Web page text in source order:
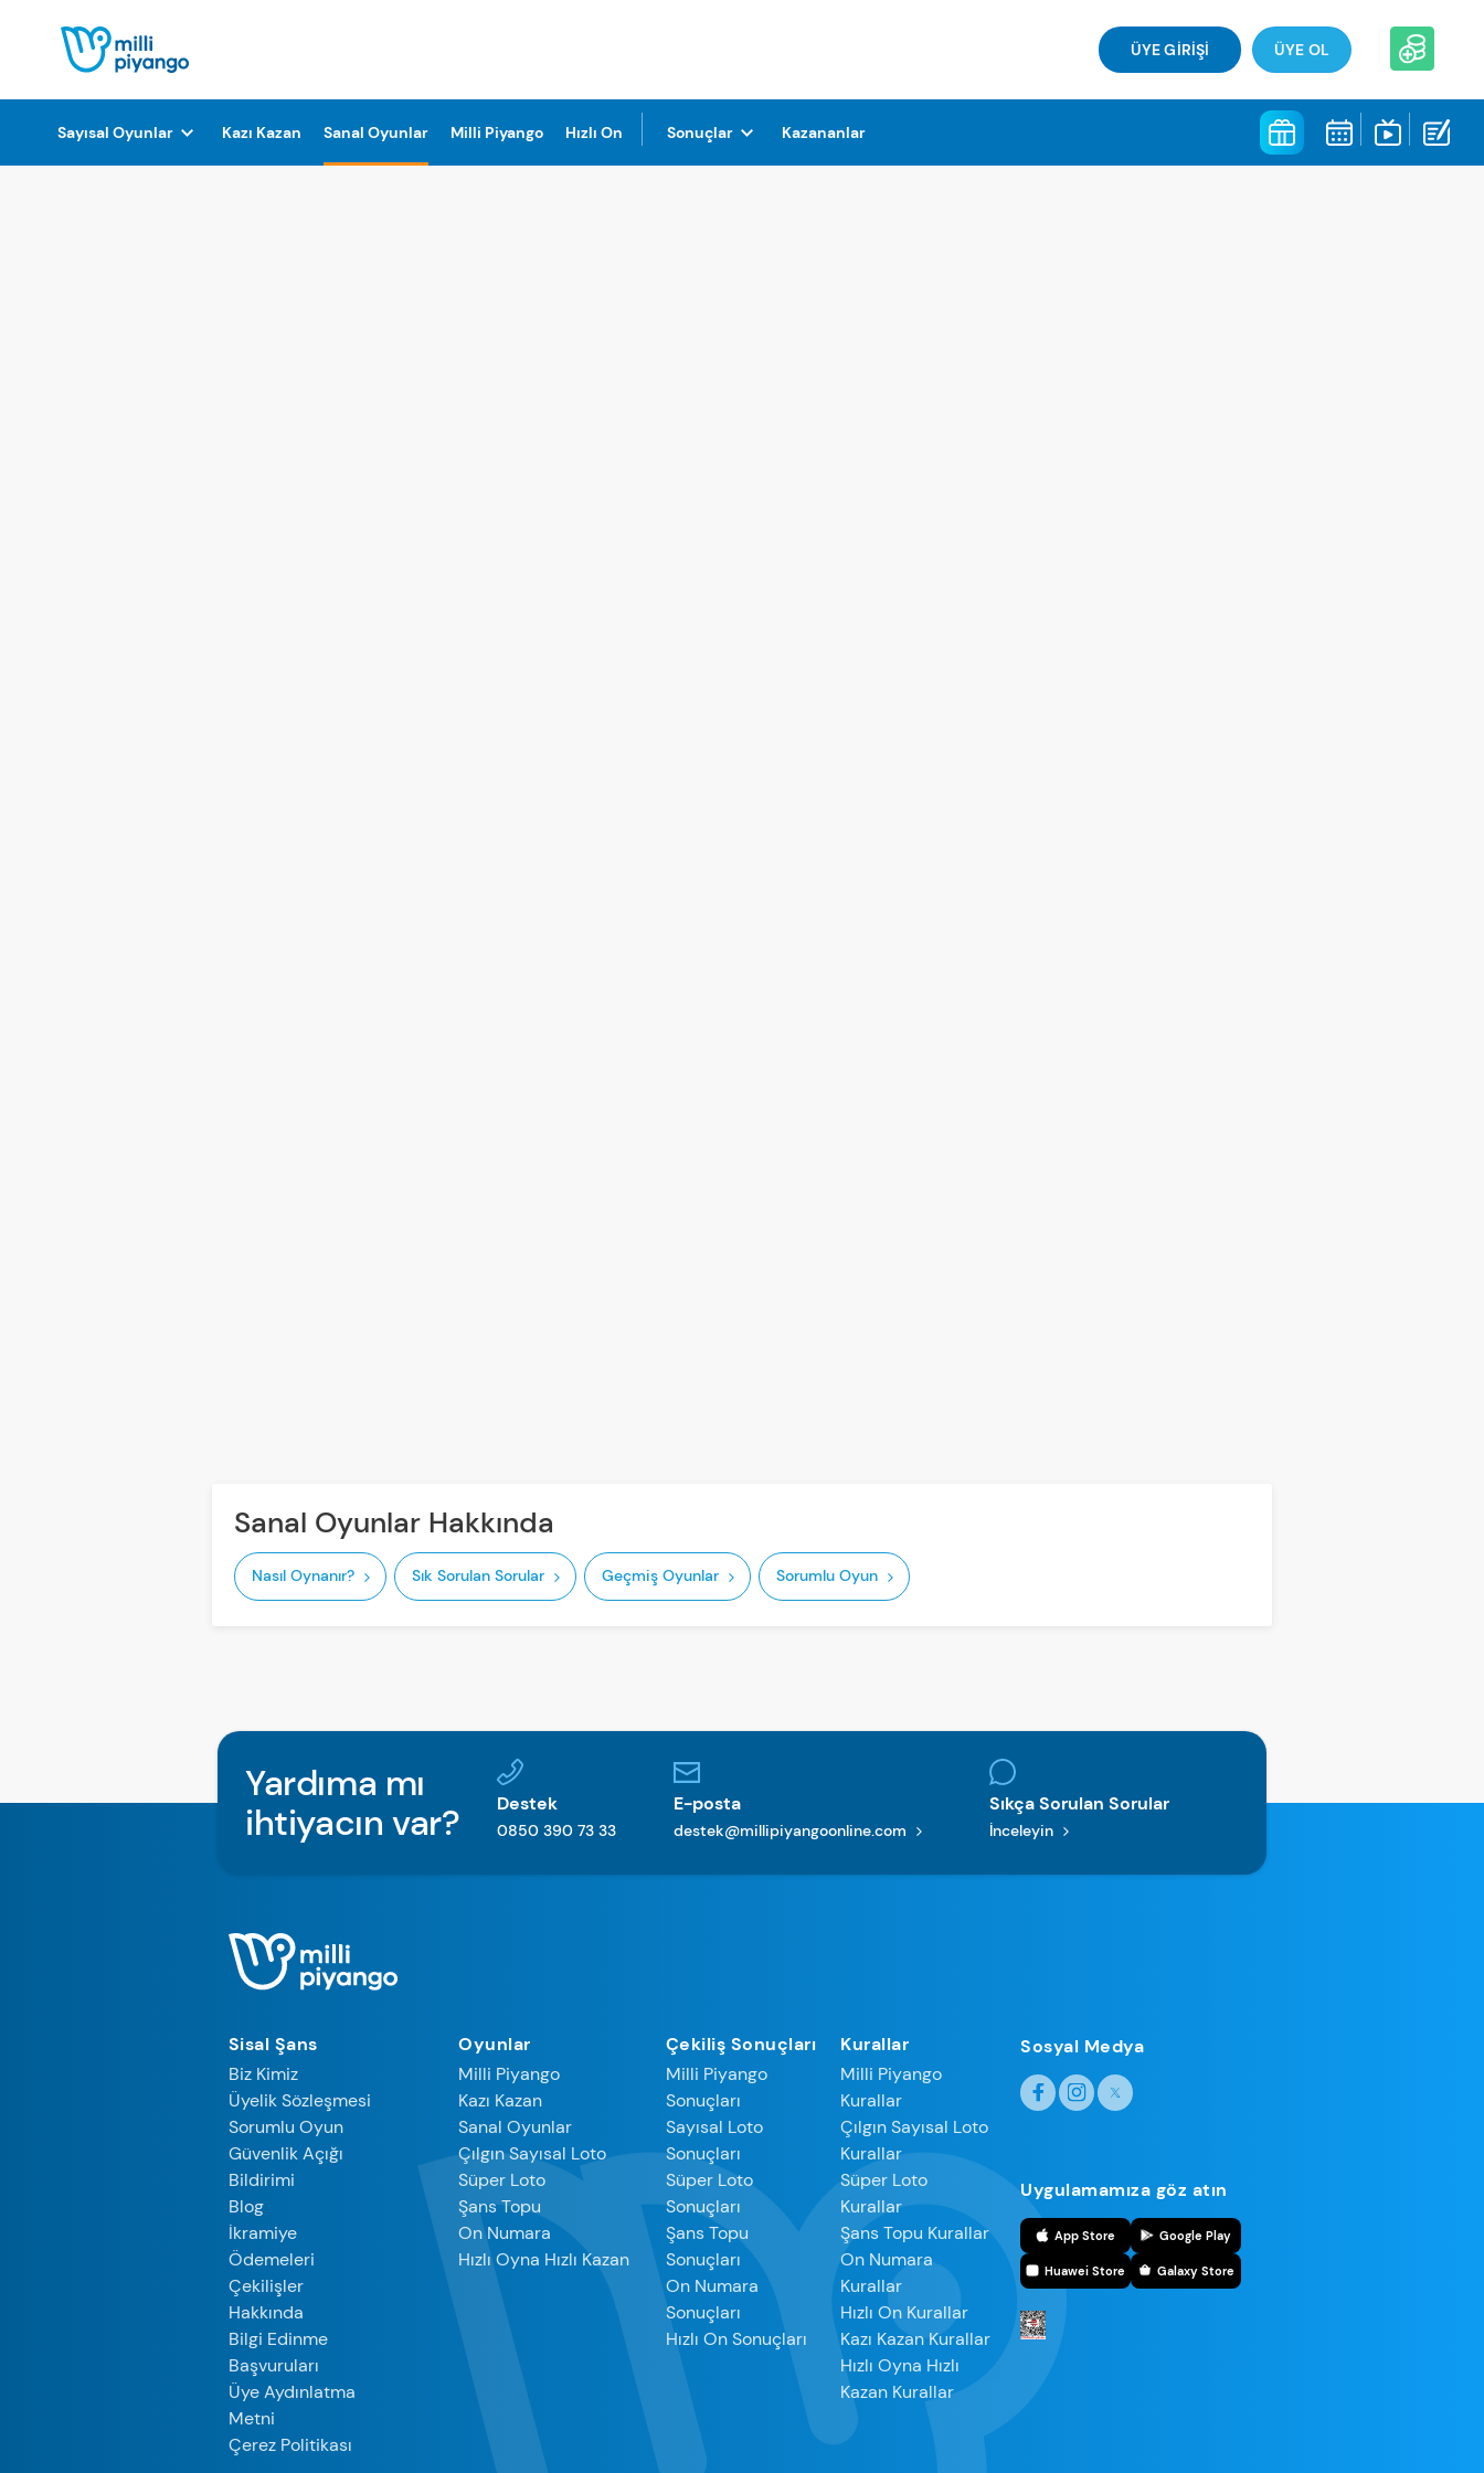
ÜYE GİRİŞİ ÜYE OL
Sayısal Oyunlar Kazı Kazan Sanal Oyunlar Milli Piyango Hızlı On Sonuçlar Kazananlar
Sanal Oyunlar Hakkında
Nasıl Oynanır? Sık Sorulan Sorular Geçmiş Oyunlar Sorumlu Oyun
Yardıma mı
ihtiyacın var?
Destek
0850 390 73 33
E-posta
destek@millipiyangoonline.com
Sıkça Sorulan Sorular
İnceleyin
Sisal Şans
Biz Kimiz
Üyelik Sözleşmesi
Sorumlu Oyun
Güvenlik Açığı
Bildirimi
Blog
İkramiye
Ödemeleri
Çekilişler
Hakkında
Bilgi Edinme
Başvuruları
Üye Aydınlatma
Metni
Çerez Politikası
Oyunlar
Milli Piyango
Kazı Kazan
Sanal Oyunlar
Çılgın Sayısal Loto
Süper Loto
Şans Topu
On Numara
Hızlı Oyna Hızlı Kazan
Çekiliş Sonuçları
Milli Piyango
Sonuçları
Sayısal Loto
Sonuçları
Süper Loto
Sonuçları
Şans Topu
Sonuçları
On Numara
Sonuçları
Hızlı On Sonuçları
Kurallar
Milli Piyango
Kurallar
Çılgın Sayısal Loto
Kurallar
Süper Loto
Kurallar
Şans Topu Kurallar
On Numara
Kurallar
Hızlı On Kurallar
Kazı Kazan Kurallar
Hızlı Oyna Hızlı
Kazan Kurallar
Sosyal Medya
Uygulamamıza göz atın
App Store Google Play
Huawei Store Galaxy Store